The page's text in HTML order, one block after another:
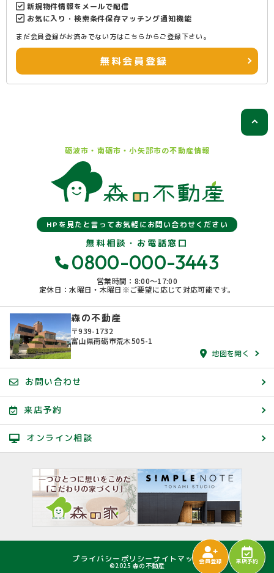
新規物件情報をメールで配信
お気に入り・検索条件保存マッチング通知機能
まだ会員登録がお済みでない方はこちらからご登録下さい。
無料会員登録
会員登録 来店予約
砺波市・南砺市・小矢部市の不動産情報
HPを見たと言ってお気軽にお問い合わせください
無料相談・お電話窓口
0800-000-3443
営業時間：8:00〜17:00
定休日：水曜日・木曜日※ご要望に応じて対応可能です。
森の不動産
〒939-1732
富山県南砺市荒木505-1
地図を開く
お問い合わせ
来店予約
オンライン相談
プライバシーポリシーサイトマップ
©2025 森の不動産